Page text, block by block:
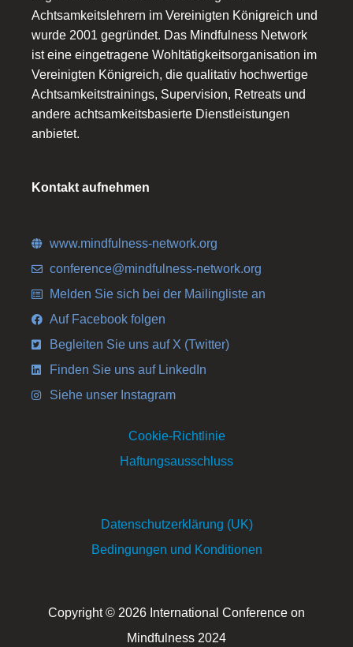
Achtsamkeitslehrern im Vereinigten Königreich und
wurde 2001 gegründet. Das Mindfulness Network
ist eine eingetragene Wohltätigkeitsorganisation im
Vereinigten Königreich, die qualitativ hochwertige
Achtsamkeitstrainings, Supervision, Retreats und
andere achtsamkeitsbasierte Dienstleistungen
anbietet.
Kontakt aufnehmen
www.mindfulness-network.org
conference@mindfulness-network.org
Melden Sie sich bei der Mailingliste an
Auf Facebook folgen
Begleiten Sie uns auf X (Twitter)
Finden Sie uns auf LinkedIn
Siehe unser Instagram
Cookie-Richtlinie
Haftungsausschluss
Datenschutzerklärung (UK)
Bedingungen und Konditionen
Copyright © 2026 International Conference on
Mindfulness 2024